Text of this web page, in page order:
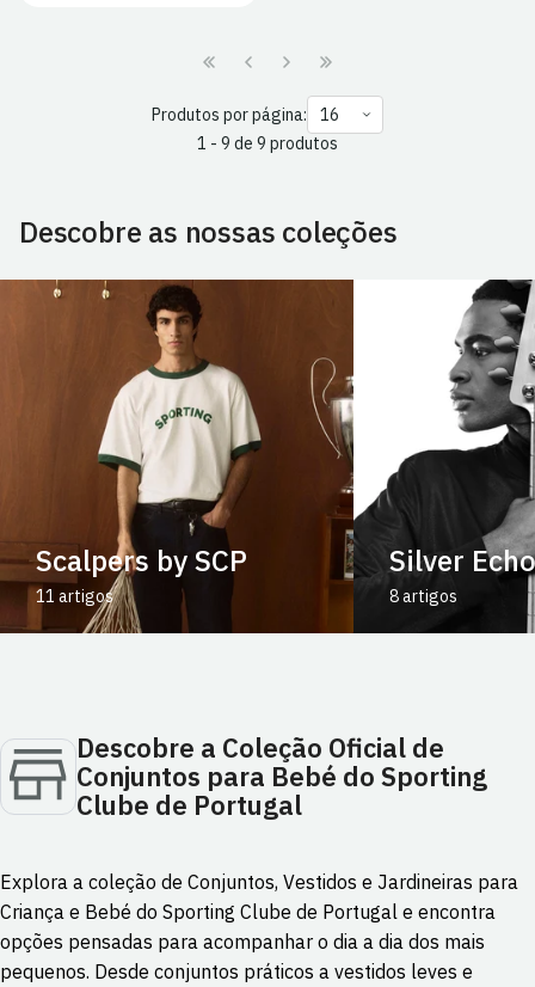
Produtos por página:
1 - 9 de 9 produtos
Descobre as nossas coleções
Scalpers by SCP
11 artigos
Silver Echo
8 artigos
Descobre a Coleção Oficial de
Conjuntos para Bebé do Sporting
Clube de Portugal
Explora a coleção de Conjuntos, Vestidos e Jardineiras para
Criança e Bebé do Sporting Clube de Portugal e encontra
opções pensadas para acompanhar o dia a dia dos mais
pequenos. Desde conjuntos práticos a vestidos leves e